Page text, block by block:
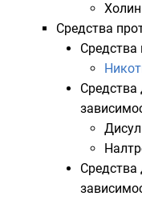
Средства
Средства
Средства
Средства